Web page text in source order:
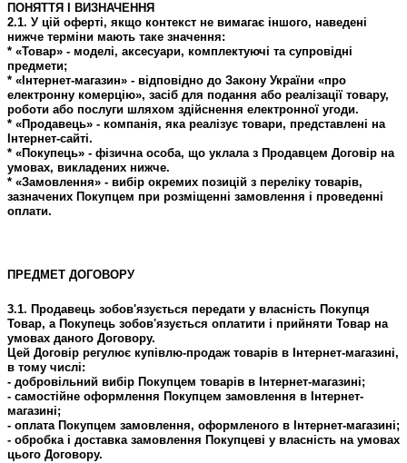
ПОНЯТТЯ І ВИЗНАЧЕННЯ
2.1. У цій оферті, якщо контекст не вимагає іншого, наведені
нижче терміни мають таке значення:
* «Товар» - моделі, аксесуари, комплектуючі та супровідні
предмети;
* «Інтернет-магазин» - відповідно до Закону України «про
електронну комерцію», засіб для подання або реалізації товару,
роботи або послуги шляхом здійснення електронної угоди.
* «Продавець» - компанія, яка реалізує товари, представлені на
Інтернет-сайті.
* «Покупець» - фізична особа, що уклала з Продавцем Договір на
умовах, викладених нижче.
* «Замовлення» - вибір окремих позицій з переліку товарів,
зазначених Покупцем при розміщенні замовлення і проведенні
оплати.
ПРЕДМЕТ ДОГОВОРУ
3.1. Продавець зобов'язується передати у власність Покупця
Товар, а Покупець зобов'язується оплатити і прийняти Товар на
умовах даного Договору.
Цей Договір регулює купівлю-продаж товарів в Інтернет-магазині,
в тому числі:
- добровільний вибір Покупцем товарів в Інтернет-магазині;
- самостійне оформлення Покупцем замовлення в Інтернет-
магазині;
- оплата Покупцем замовлення, оформленого в Інтернет-магазині;
- обробка і доставка замовлення Покупцеві у власність на умовах
цього Договору.